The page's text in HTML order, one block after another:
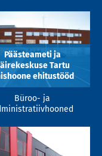
Päästeameti ja
Tartu
ehitustööd
Büroo- ja